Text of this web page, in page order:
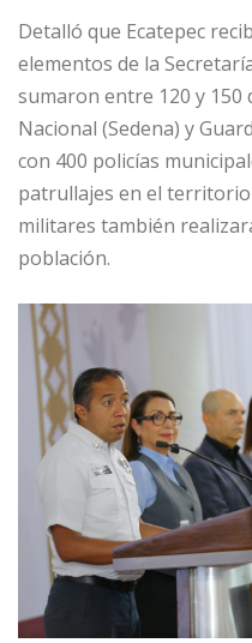
Detalló que Ecatepec
elementos de la
sumaron entre 120 y 150
Nacional (Sedena) y
con 400 policías
patrullajes en el territorio
militares también
población.